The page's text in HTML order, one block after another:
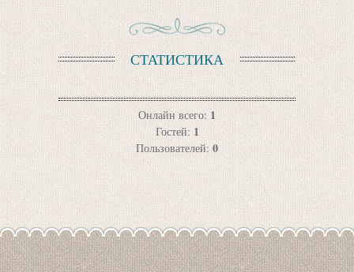
СТАТИСТИКА
Онлайн всего: 1
Гостей: 1
Пользователей: 0